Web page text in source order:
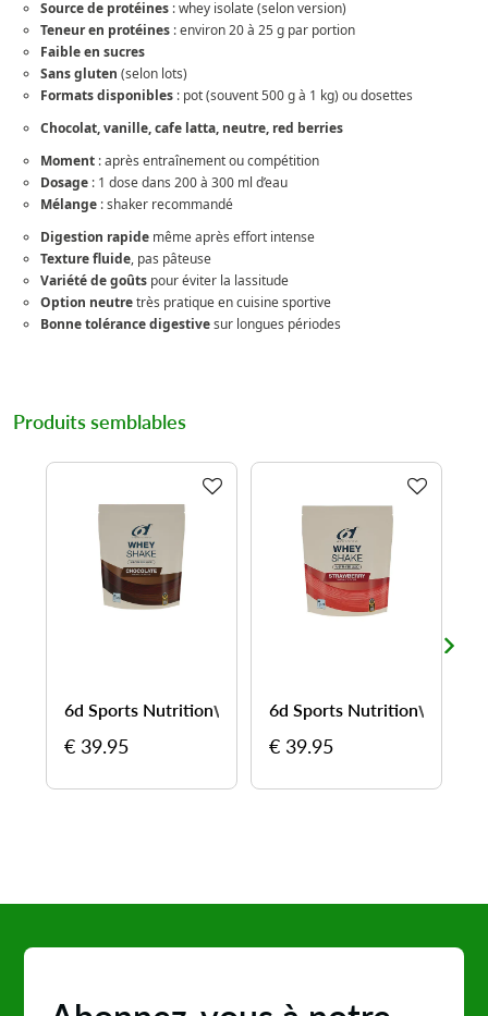
Source de protéines : whey isolate (selon version)
Teneur en protéines : environ 20 à 25 g par portion
Faible en sucres
Sans gluten (selon lots)
Formats disponibles : pot (souvent 500 g à 1 kg) ou dosettes
Chocolat, vanille, cafe latta, neutre, red berries
Moment : après entraînement ou compétition
Dosage : 1 dose dans 200 à 300 ml d’eau
Mélange : shaker recommandé
Digestion rapide même après effort intense
Texture fluide, pas pâteuse
Variété de goûts pour éviter la lassitude
Option neutretrès pratique en cuisine sportive
Bonne tolérance digestivesur longues périodes
Produits semblables
6d Sports Nutrition
€ 39.95
6d Sports Nutrition
€ 39.95